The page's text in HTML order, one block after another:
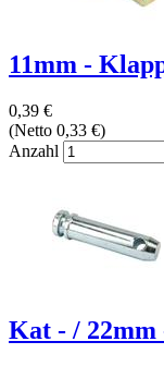
11mm -
0,39 €
(Netto 0,33 €)
Anzahl
Kat - / 22mm